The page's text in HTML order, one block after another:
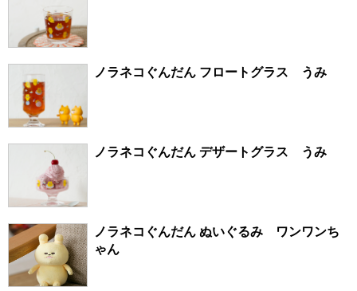
ノラネコぐんだん フロートグラス うみ
ノラネコぐんだん デザートグラス うみ
ノラネコぐんだん ぬいぐるみ ワンワンち
ゃん